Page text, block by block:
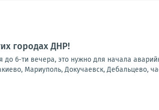
городах ДНР!
до 6-ти вечера, это нужно для начала
Мариуполь, Докучаевск, Дебальцево,